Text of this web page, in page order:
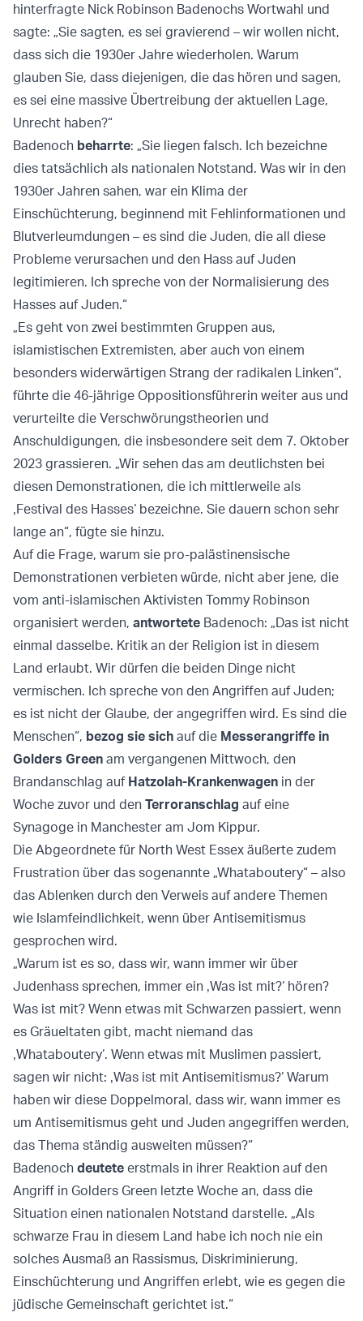
hinterfragte Nick Robinson Badenochs Wortwahl und
sagte: „Sie sagten, es sei gravierend – wir wollen nicht,
dass sich die 1930er Jahre wiederholen. Warum
glauben Sie, dass diejenigen, die das hören und sagen,
es sei eine massive Übertreibung der aktuellen Lage,
Unrecht haben?“
Badenoch beharrte: „Sie liegen falsch. Ich bezeichne
dies tatsächlich als nationalen Notstand. Was wir in den
1930er Jahren sahen, war ein Klima der
Einschüchterung, beginnend mit Fehlinformationen und
Blutverleumdungen – es sind die Juden, die all diese
Probleme verursachen und den Hass auf Juden
legitimieren. Ich spreche von der Normalisierung des
Hasses auf Juden.“
„Es geht von zwei bestimmten Gruppen aus,
islamistischen Extremisten, aber auch von einem
besonders widerwärtigen Strang der radikalen Linken“,
führte die 46-jährige Oppositionsführerin weiter aus und
verurteilte die Verschwörungstheorien und
Anschuldigungen, die insbesondere seit dem 7. Oktober
2023 grassieren. „Wir sehen das am deutlichsten bei
diesen Demonstrationen, die ich mittlerweile als
‚Festival des Hasses‘ bezeichne. Sie dauern schon sehr
lange an“, fügte sie hinzu.
Auf die Frage, warum sie pro-palästinensische
Demonstrationen verbieten würde, nicht aber jene, die
vom anti-islamischen Aktivisten Tommy Robinson
organisiert werden, antwortete Badenoch: „Das ist nicht
einmal dasselbe. Kritik an der Religion ist in diesem
Land erlaubt. Wir dürfen die beiden Dinge nicht
vermischen. Ich spreche von den Angriffen auf Juden;
es ist nicht der Glaube, der angegriffen wird. Es sind die
Menschen“, bezog sie sich auf die Messerangriffe in
Golders Green am vergangenen Mittwoch, den
Brandanschlag auf Hatzolah-Krankenwagen in der
Woche zuvor und den Terroranschlag auf eine
Synagoge in Manchester am Jom Kippur.
Die Abgeordnete für North West Essex äußerte zudem
Frustration über das sogenannte „Whataboutery“ – also
das Ablenken durch den Verweis auf andere Themen
wie Islamfeindlichkeit, wenn über Antisemitismus
gesprochen wird.
„Warum ist es so, dass wir, wann immer wir über
Judenhass sprechen, immer ein ‚Was ist mit?‘ hören?
Was ist mit? Wenn etwas mit Schwarzen passiert, wenn
es Gräueltaten gibt, macht niemand das
‚Whataboutery‘. Wenn etwas mit Muslimen passiert,
sagen wir nicht: ‚Was ist mit Antisemitismus?‘ Warum
haben wir diese Doppelmoral, dass wir, wann immer es
um Antisemitismus geht und Juden angegriffen werden,
das Thema ständig ausweiten müssen?“
Badenoch deutete erstmals in ihrer Reaktion auf den
Angriff in Golders Green letzte Woche an, dass die
Situation einen nationalen Notstand darstelle. „Als
schwarze Frau in diesem Land habe ich noch nie ein
solches Ausmaß an Rassismus, Diskriminierung,
Einschüchterung und Angriffen erlebt, wie es gegen die
jüdische Gemeinschaft gerichtet ist.“